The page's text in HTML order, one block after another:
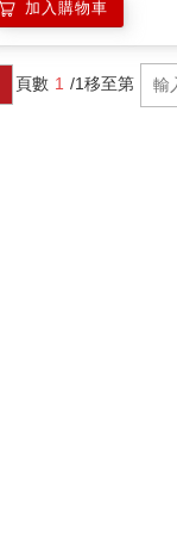
加入購物車
頁數 1 /1移至第